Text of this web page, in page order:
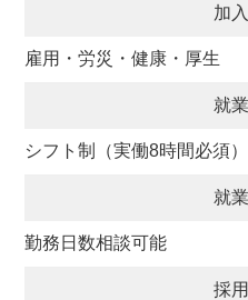
加
雇用・労災・健康・厚生
就
シフト制（実働8時間必須
就
勤務日数相談可能
採